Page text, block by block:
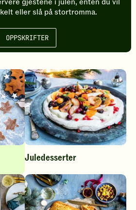
gjestene i julen, enten du vil
eller slå på stortromma.
OPPSKRIFTER
Juledesserter